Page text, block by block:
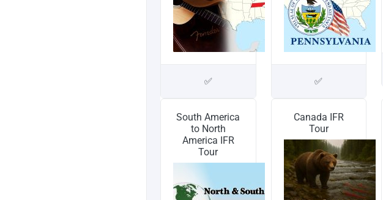
✅ ✅
South America
to North
America IFR
Tour
Canada IFR
Tour